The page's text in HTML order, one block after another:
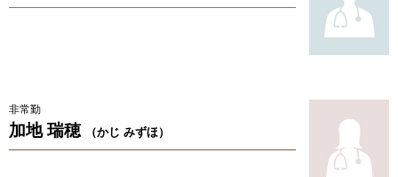
非常勤
加地 瑞穂 （かじ みずほ）